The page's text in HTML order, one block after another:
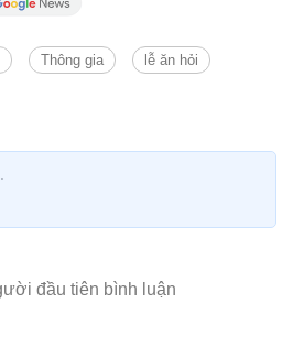
Thông gia lễ ăn hỏi